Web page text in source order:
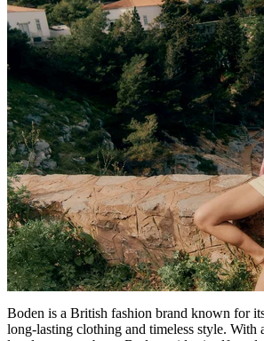
Boden is a British fashion brand known for
long-lasting clothing and timeless style. With